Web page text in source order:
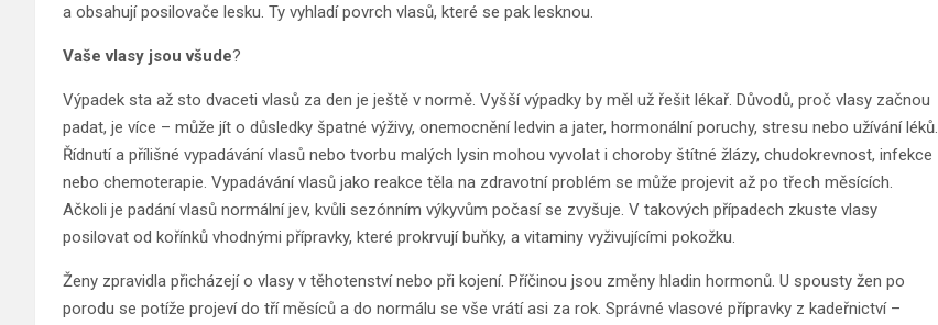
a obsahují posilovače lesku. Ty vyhladí povrch vlasů, které se pak lesknou.
Vaše vlasy jsou všude?
Výpadek sta až sto dvaceti vlasů za den je ještě v normě. Vyšší výpadky by měl už řešit lékař. Důvodů, proč vlasy začnou
padat, je více – může jít o důsledky špatné výživy, onemocnění ledvin a jater, hormonální poruchy, stresu nebo užívání léků.
Řídnutí a přílišné vypadávání vlasů nebo tvorbu malých lysin mohou vyvolat i choroby štítné žlázy, chudokrevnost, infekce
nebo chemoterapie. Vypadávání vlasů jako reakce těla na zdravotní problém se může projevit až po třech měsících.
Ačkoli je padání vlasů normální jev, kvůli sezónním výkyvům počasí se zvyšuje. V takových případech zkuste vlasy
posilovat od kořínků vhodnými přípravky, které prokrvují buňky, a vitaminy vyživujícími pokožku.
Ženy zpravidla přicházejí o vlasy v těhotenství nebo při kojení. Příčinou jsou změny hladin hormonů. U spousty žen po
porodu se potíže projeví do tří měsíců a do normálu se vše vrátí asi za rok. Správné vlasové přípravky z kadeřnictví –